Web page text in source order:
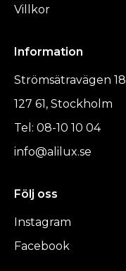
Villkor
Information
Strömsätravägen 18
127 61, Stockholm
Tel: 08-10 10 04
info@alilux.se
Följ oss
Instagram
Facebook